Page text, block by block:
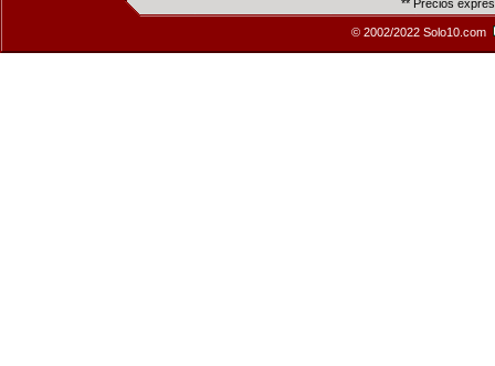
** Precios
© 2002/2022 Solo10.com